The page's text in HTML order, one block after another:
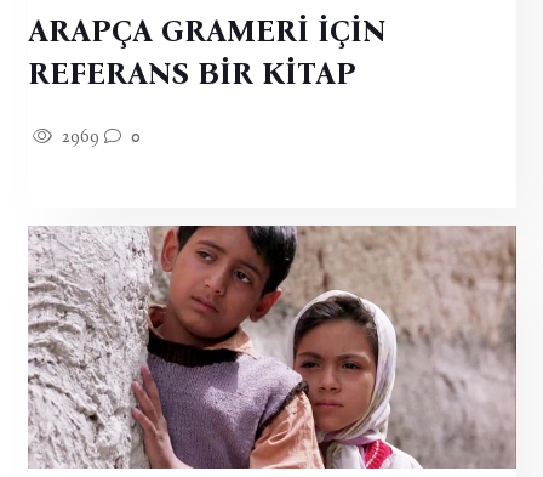
ARAPÇA GRAMERİ İÇİN
REFERANS BİR KİTAP
2969 0